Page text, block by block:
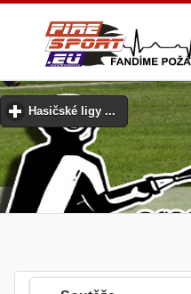
Hasičské ligy ... click to